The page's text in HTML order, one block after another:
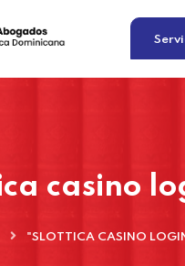
casino
"SLOTTICA CASINO